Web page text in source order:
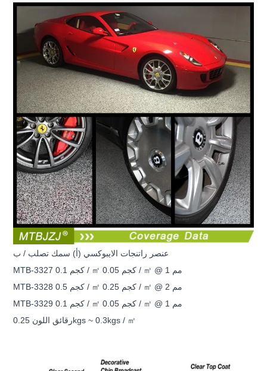
عنصر راتنجات الايبوكسي (أ) سمك تصلب / ب
MTB-3327 0.1 كجم / ㎡ 0.05 كجم / ㎡ @ 1 مم
MTB-3328 0.5 كجم / ㎡ 0.25 كجم / ㎡ @ 2 مم
MTB-3329 0.1 كجم / ㎡ 0.05 كجم / ㎡ @ 1 مم
رقائق اللون 0.25kgs ~ 0.3kgs / ㎡